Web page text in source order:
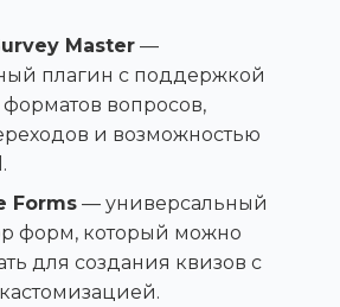
Master —
плагин с поддержкой
вопросов,
и возможностью
Forms — универсальный
форм, который можно
для создания квизов с